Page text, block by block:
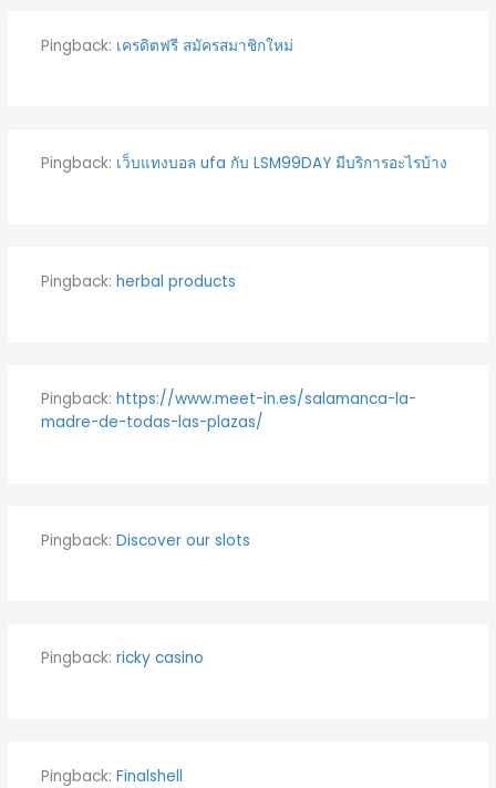
Pingback: เครดิตฟรี สมัครสมาชิกใหม่
Pingback: เว็บแทงบอล ufa กับ LSM99DAY มีบริการอะไรบ้าง
Pingback: herbal products
Pingback: https://www.meet-in.es/salamanca-la-
madre-de-todas-las-plazas/
Pingback: Discover our slots
Pingback: ricky casino
Pingback: Finalshell